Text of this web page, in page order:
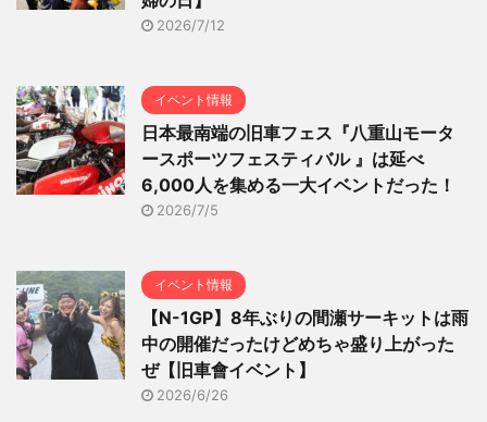
2026/7/12
イベント情報
日本最南端の旧車フェス『八重山モータ
ースポーツフェスティバル 』は延べ
6,000人を集める一大イベントだった！
2026/7/5
イベント情報
【N-1GP】8年ぶりの間瀬サーキットは雨
中の開催だったけどめちゃ盛り上がった
ぜ【旧車會イベント】
2026/6/26